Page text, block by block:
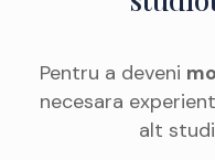
Pentru a deveni
necesara
alt